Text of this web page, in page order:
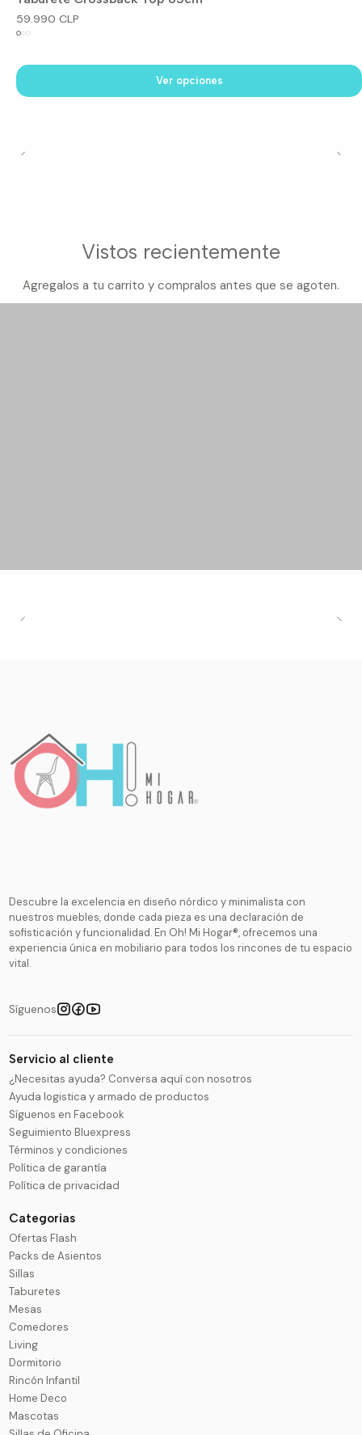
59.990 CLP
Ver opciones
Vistos recientemente
Agregalos a tu carrito y compralos antes que se agoten.
Descubre la excelencia en diseño nórdico y minimalista con
nuestros muebles, donde cada pieza es una declaración de
sofisticación y funcionalidad. En Oh! Mi Hogar®, ofrecemos una
experiencia única en mobiliario para todos los rincones de tu espacio
vital.
Síguenos
Servicio al cliente
¿Necesitas ayuda? Conversa aquí con nosotros
Ayuda logistica y armado de productos
Síguenos en Facebook
Seguimiento Bluexpress
Términos y condiciones
Política de garantía
Política de privacidad
Categorias
Ofertas Flash
Packs de Asientos
Sillas
Taburetes
Mesas
Comedores
Living
Dormitorio
Rincón Infantil
Home Deco
Mascotas